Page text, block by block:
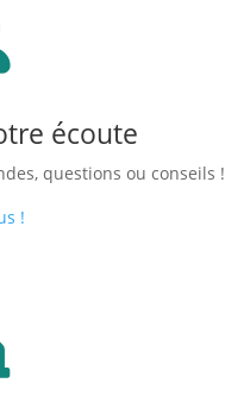
écoute
questions ou conseils !
!